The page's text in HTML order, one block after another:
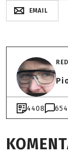
EMAIL
4408